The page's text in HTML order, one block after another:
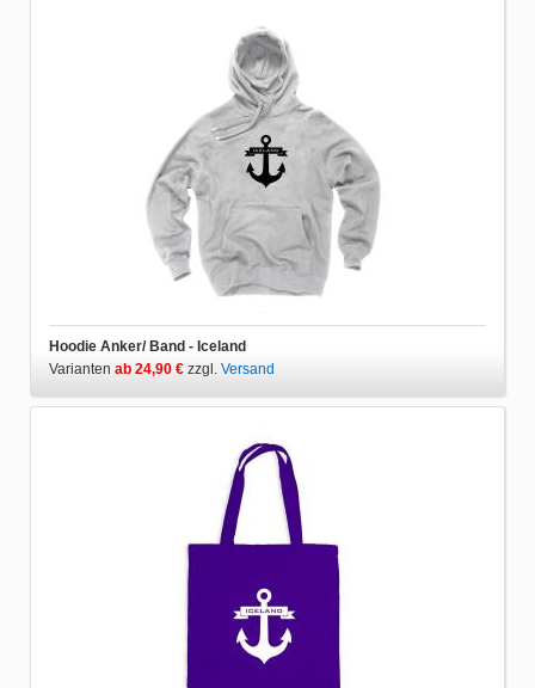
Hoodie Anker/ Band - Iceland
Varianten ab 24,90 € zzgl. Versand